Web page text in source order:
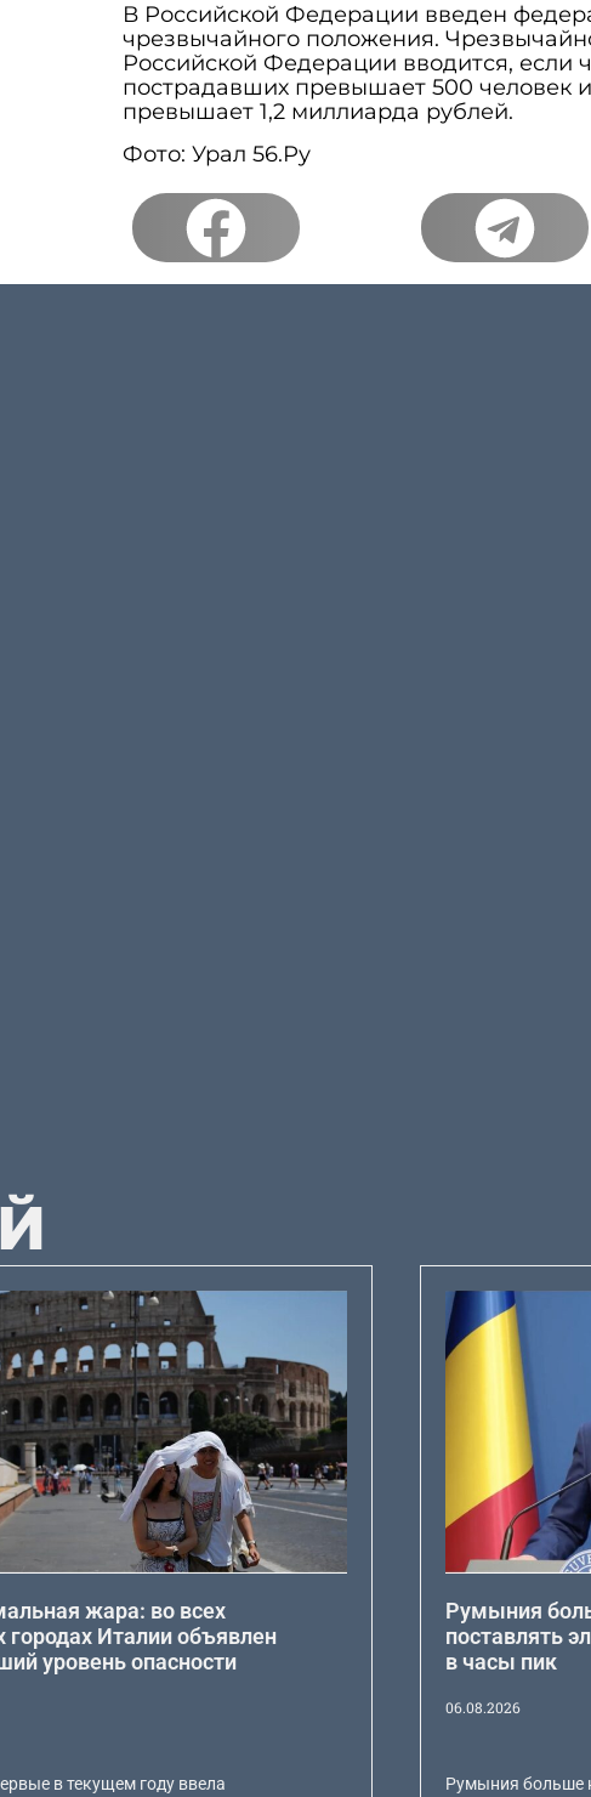
В Российской Федерации введен
чрезвычайного положения.
Российской Федерации вводится, если
пострадавших превышает 500 человек
превышает 1,2 миллиарда рублей.
Фото: Урал 56.Ру
жара: во всех
городах Италии объявлен
уровень опасности
в текущем году ввела
Румыния
поставлять
в часы пик
06.08.2026
Румыния больше